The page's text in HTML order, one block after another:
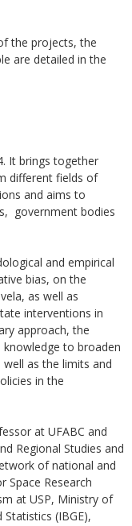
the projects, the
are detailed in the
It brings together
different fields of
and aims to
government bodies
and empirical
bias, on the
as well as
interventions in
approach, the
to broaden
as the limits and
in the
at UFABC and
Regional Studies and
of national and
Space Research
at USP, Ministry of
(IBGE),